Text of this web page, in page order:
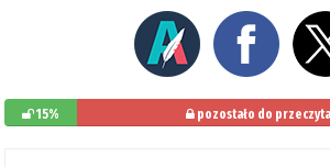
15% pozostało do